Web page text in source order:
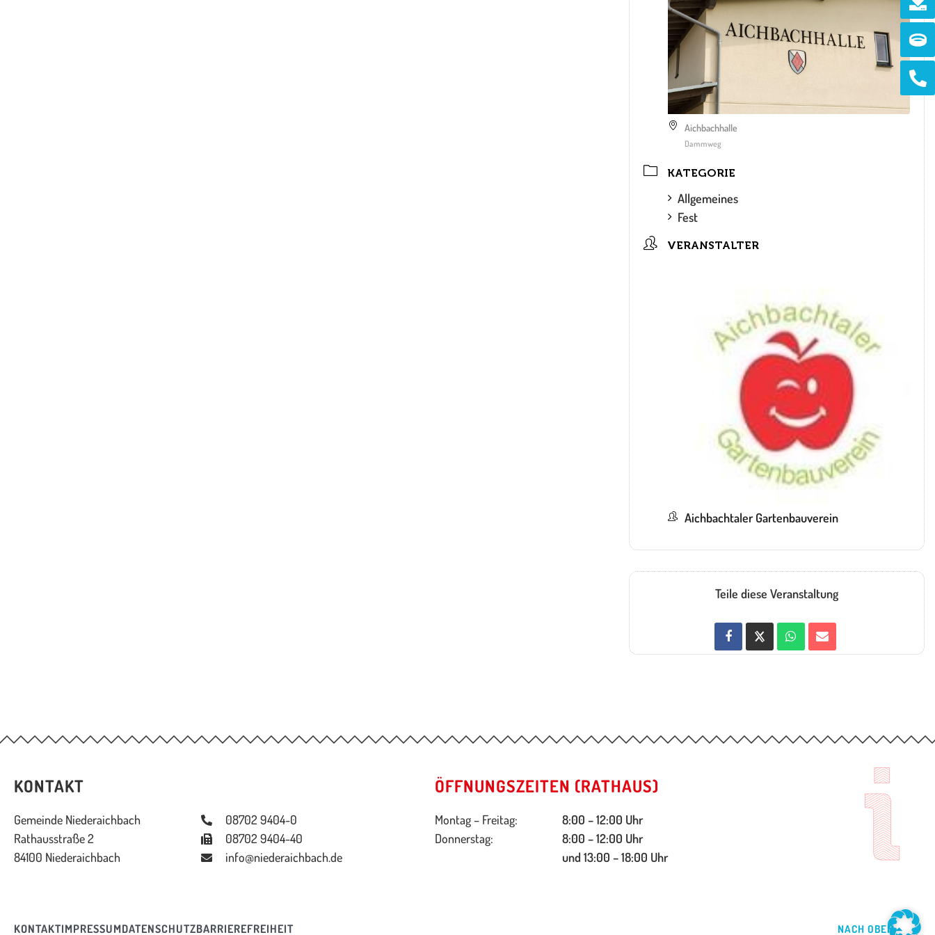
Aichbachhalle
Dammweg
KATEGORIE
Allgemeines
Fest
VERANSTALTER
Aichbachtaler Gartenbauverein
Teile diese Veranstaltung
KONTAKT
Gemeinde Niederaichbach
Rathausstraße 2
84100 Niederaichbach
08702 9404-0
08702 9404-40
info@niederaichbach.de
ÖFFNUNGSZEITEN (RATHAUS)
Montag – Freitag:
8:00 – 12:00 Uhr
Donnerstag:
8:00 – 12:00 Uhr
und 13:00 – 18:00 Uhr
KONTAKTIMPRESSUMDATENSCHUTZBARRIEREFREIHEIT NACH OBEN
alt